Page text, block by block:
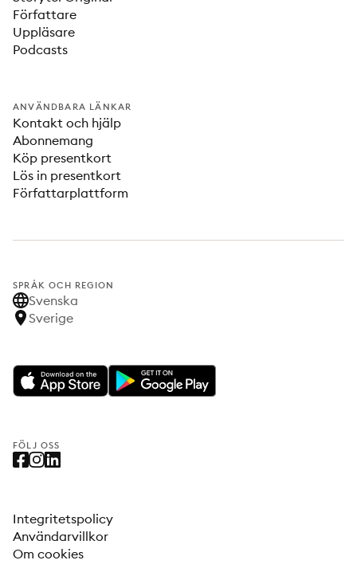
Författare
Uppläsare
Podcasts
ANVÄNDBARA LÄNKAR
Kontakt och hjälp
Abonnemang
Köp presentkort
Lös in presentkort
Författarplattform
SPRÅK OCH REGION
Svenska
Sverige
FÖLJ OSS
Integritetspolicy
Användarvillkor
Om cookies